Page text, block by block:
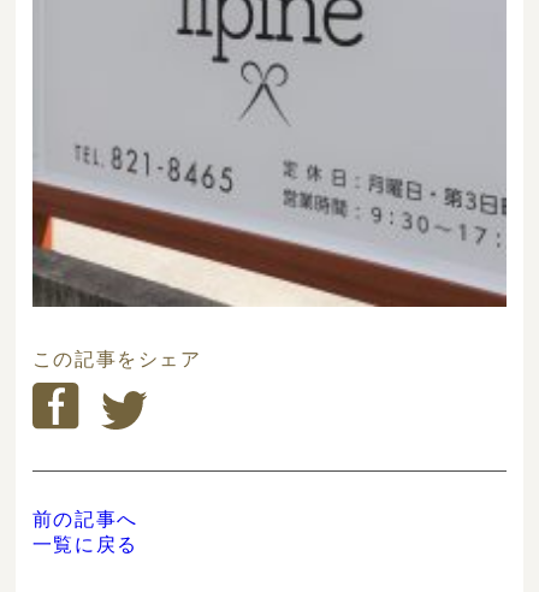
この記事をシェア
前の記事へ
一覧に戻る